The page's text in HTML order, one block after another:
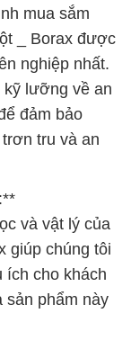
mua sắm
_ Borax được
nghiệp nhất.
lưỡng về an
đảm bảo
tru và an
và vật lý của
giúp chúng tôi
ích cho khách
sản phẩm này